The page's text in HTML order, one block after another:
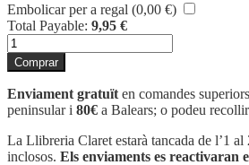
Embolicar per a regal (0,00 €)
Total Payable: 9,95 €
quantitat
de
EL
TREN
DE
LES
4.50
Comprar
Enviament gratuït en comandes
peninsular i 80€ a Balears; o podeu
La Llibreria Claret estarà tancada de l’1 al
inclosos. Els enviaments es reactivaran